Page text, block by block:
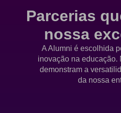
Parcerias
nossa
A Alumni é escolhida
inovação na educação.
demonstram a
da nossa